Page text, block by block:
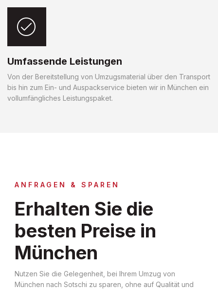
Umfassende Leistungen
Von der Bereitstellung von Umzugsmaterial über den Transport
bis hin zum Ein- und Auspackservice bieten wir in München ein
vollumfängliches Leistungspaket.
ANFRAGEN & SPAREN
Erhalten Sie die
besten Preise in
München
Nutzen Sie die Gelegenheit, bei Ihrem Umzug von
München nach Sotschi zu sparen, ohne auf Qualität und